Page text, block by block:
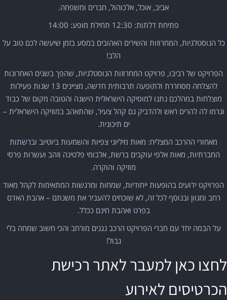
אביב, אוכל, אלכוהול, חברים ומשפחה.
פתיחת דלתות: 12:30 תחילת מופע: 14:00
כל הנוסטלגיות, המחרוזות והשירים האהובים במסע בזמן שיעשה לכם טוב על
הלב!
הפרויקט של רביבו, פרויקט המחרוזות הנוסטלגיות, שהפך בשנים האחרונות
להצלחה מסחררת ולתופעה תרבותית חדשה, מציינים 13 שנות פעילות
מוצלחות במהלכם נתנו למוסיקה הישראלית הישנה והטובה מקום של כבוד
וגרמו לה להרים ראש ולהדביק גם קהל צעיר, שהתאהב במוזיקה הישראלית –
ים תיכונית.
מאחורי ההרכב המצליח: מאות מיליוני צפיות והשמעות ביוטיוב וברשתות
החברתיות, מאות אלפי עוקבים ברשת, אלבומי פלטינה וזהב ועשרות פרסי
מוזיקה והוקרה.
הפרויקט ידועים בהופעות ייחודיות, שמחות ומרגשות המתאימות לקהל מאוד
רחב ומגוון ובנוסף לכל זה, לא שוכחים להעביר את משנתם – אהבת האדם
בפרט ואהבת חינם ככלל.
על הבמה יחד עם חברי הפרויקט הרכב נגנים מורחב והכי חשוב שמחה בלי
גבול!
לחצו כאן למעבר לאתר רכישת
הכרטיסים לאירוע